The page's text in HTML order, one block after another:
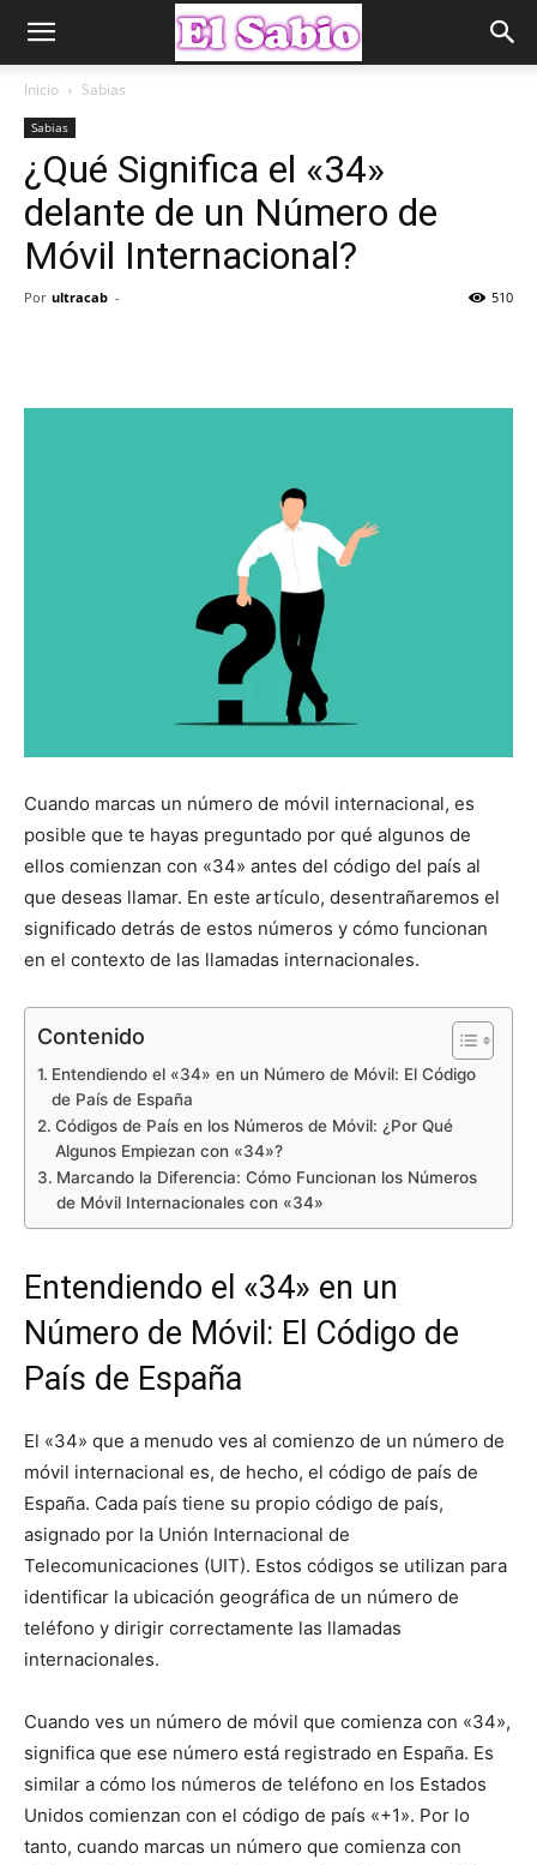
Inicio Sabias
Sabias
¿Qué Significa el «34»
delante de un Número de
Móvil Internacional?
Por ultracab - 510
Cuando marcas un número de móvil internacional, es
posible que te hayas preguntado por qué algunos de
ellos comienzan con «34» antes del código del país al
que deseas llamar. En este artículo, desentrañaremos el
significado detrás de estos números y cómo funcionan
en el contexto de las llamadas internacionales.
Contenido
Entendiendo el «34» en un Número de Móvil: El Código
de País de España
Códigos de País en los Números de Móvil: ¿Por Qué
Algunos Empiezan con «34»?
Marcando la Diferencia: Cómo Funcionan los Números
de Móvil Internacionales con «34»
Entendiendo el «34» en un
Número de Móvil: El Código de
País de España
El «34» que a menudo ves al comienzo de un número de
móvil internacional es, de hecho, el código de país de
España. Cada país tiene su propio código de país,
asignado por la Unión Internacional de
Telecomunicaciones (UIT). Estos códigos se utilizan para
identificar la ubicación geográfica de un número de
teléfono y dirigir correctamente las llamadas
internacionales.
Cuando ves un número de móvil que comienza con «34»,
significa que ese número está registrado en España. Es
similar a cómo los números de teléfono en los Estados
Unidos comienzan con el código de país «+1». Por lo
tanto, cuando marcas un número que comienza con